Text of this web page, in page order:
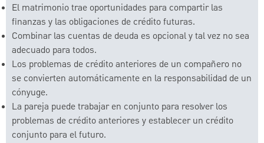
El matrimonio trae oportunidades para compartir las
finanzas y las obligaciones de crédito futuras.
Combinar las cuentas de deuda es opcional y tal vez no sea
adecuado para todos.
Los problemas de crédito anteriores de un compañero no
se convierten automáticamente en la responsabilidad de un
cónyuge.
La pareja puede trabajar en conjunto para resolver los
problemas de crédito anteriores y establecer un crédito
conjunto para el futuro.